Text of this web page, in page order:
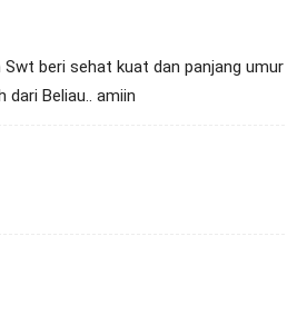
Swt beri sehat kuat dan panjang umur
dari Beliau.. amiin